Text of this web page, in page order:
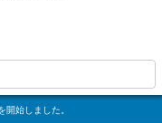
開始しました。